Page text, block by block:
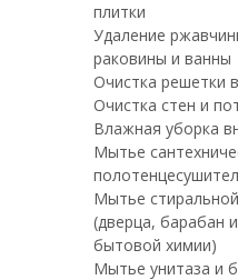
плитки
Удаление
раковины и ванны
Очистка решетки
Очистка стен и
Влажная уборка
Мытье
Мытье
(дверца, барабан
бытовой химии)
Мытье унитаза и